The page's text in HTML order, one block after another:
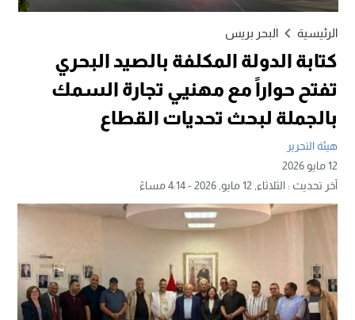
الرئيسية البحر بريس
كتابة الدولة المكلفة بالصيد البحري
تفتح حواراً مع مهنيي تجارة السمك
بالجملة لبحث تحديات القطاع
هيئة التحرير
12 مايو 2026
آخر تحديث :الثلاثاء, 12 مايو, 2026 - 4:14 مساءً